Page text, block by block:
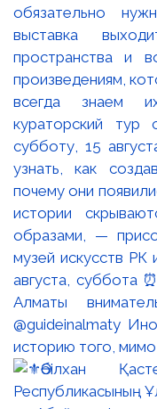
обязательно
выставка
пространства и
произведениям,
всегда знаем
кураторский
субботу, 15
узнать, как
почему они
истории
образами, —
музей искусств
августа, суббота
Алматы
@guideinalmaty
историю того,